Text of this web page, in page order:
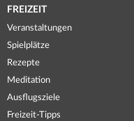
FREIZEIT
Veranstaltungen
Spielplätze
Rezepte
Meditation
Ausflugsziele
Freizeit-Tipps